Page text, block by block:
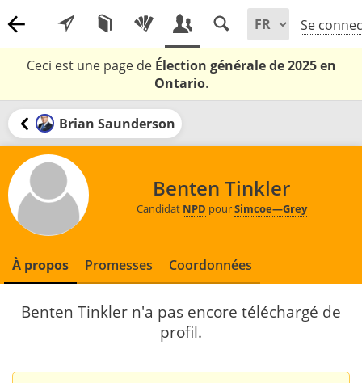
Se
Ceci est une page de Élection générale de 2025 en
Ontario.
Brian Saunderson
Benten Tinkler
Candidat NPD pourSimcoe—Grey
À propos Promesses Coordonnées
Benten Tinkler n'a pas encore téléchargé de
profil.